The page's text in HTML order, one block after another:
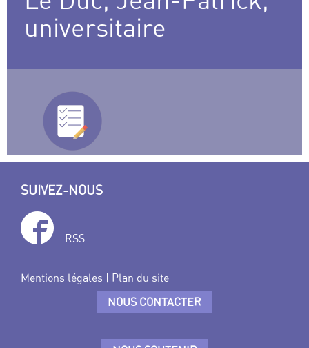
universitaire
SUIVEZ-NOUS
RSS
Mentions légales | Plan du site
NOUS CONTACTER